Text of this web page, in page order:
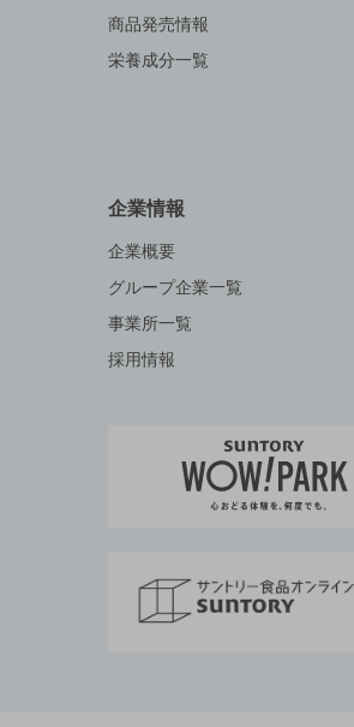
商品発売情報
栄養成分一覧
企業情報
企業概要
グループ企業一覧
事業所一覧
採用情報